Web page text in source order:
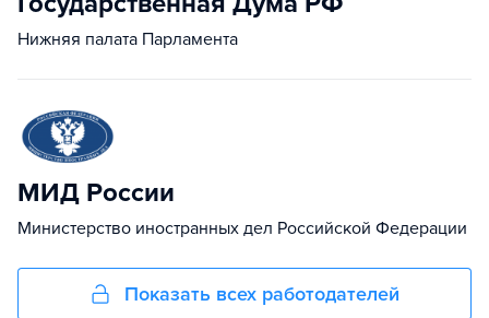
Нижняя палата Парламента
МИД России
Министерство иностранных дел Российской Федерации
Показать всех работодателей